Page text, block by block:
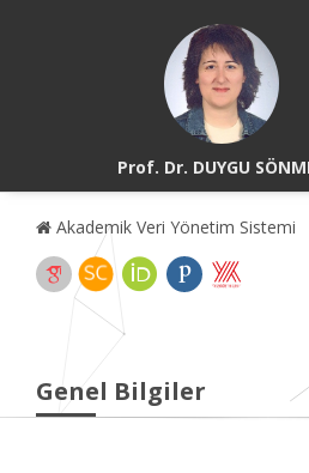
Prof. Dr. DUYGU
Akademik Veri Yönetim Sistemi
Genel Bilgiler